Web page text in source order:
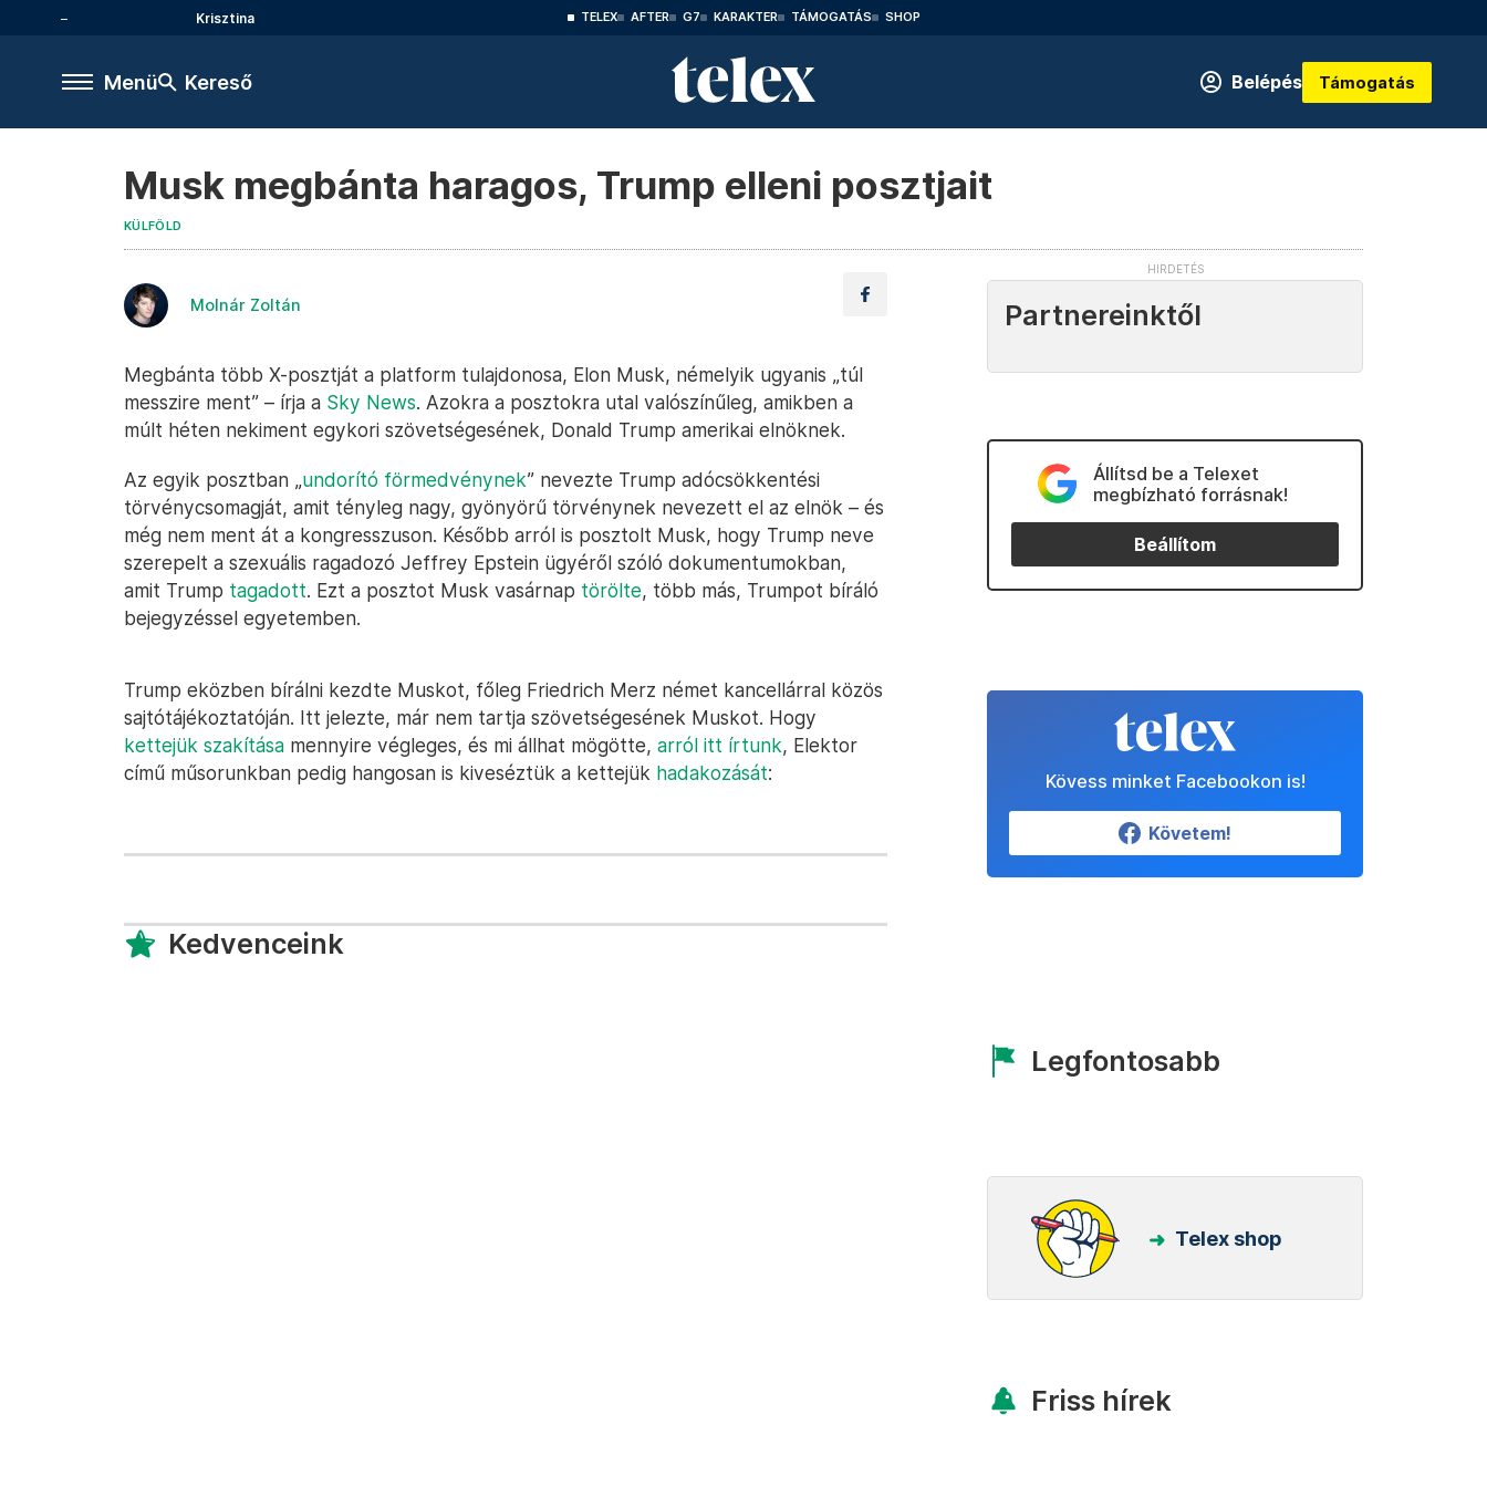
Krisztina TELEX AFTER G7 KARAKTER TÁMOGATÁS SHOP
Menü Kereső Belépés Támogatás
Musk megbánta haragos, Trump elleni posztjait
KÜLFÖLD
Molnár Zoltán
Megbánta több X-posztját a platform tulajdonosa, Elon Musk, némelyik ugyanis „túl
messzire ment” – írja a Sky News. Azokra a posztokra utal valószínűleg, amikben a
múlt héten nekiment egykori szövetségesének, Donald Trump amerikai elnöknek.
Az egyik posztban „undorító förmedvénynek” nevezte Trump adócsökkentési
törvénycsomagját, amit tényleg nagy, gyönyörű törvénynek nevezett el az elnök – és
még nem ment át a kongresszuson. Később arról is posztolt Musk, hogy Trump neve
szerepelt a szexuális ragadozó Jeffrey Epstein ügyéről szóló dokumentumokban,
amit Trump tagadott. Ezt a posztot Musk vasárnap törölte, több más, Trumpot bíráló
bejegyzéssel egyetemben.
Trump eközben bírálni kezdte Muskot, főleg Friedrich Merz német kancellárral közös
sajtótájékoztatóján. Itt jelezte, már nem tartja szövetségesének Muskot. Hogy
kettejük szakítása mennyire végleges, és mi állhat mögötte, arról itt írtunk, Elektor
című műsorunkban pedig hangosan is kiveséztük a kettejük hadakozását:
Kedvenceink
Partnereinktől
Állítsd be a Telexet
megbízható forrásnak!
Beállítom
Kövess minket Facebookon is!
Követem!
Legfontosabb
Telex shop
Friss hírek